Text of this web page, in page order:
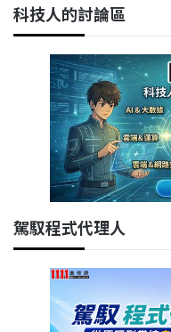
科技人的討論區
駕馭程式代理人